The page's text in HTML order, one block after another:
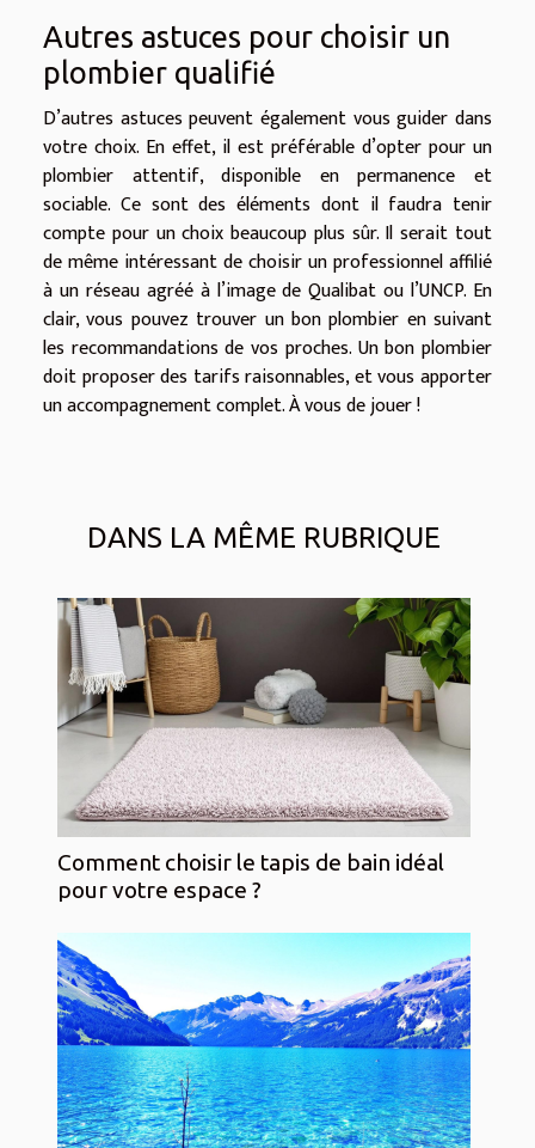
Autres astuces pour choisir un
plombier qualifié
D’autres astuces peuvent également vous guider dans
votre choix. En effet, il est préférable d’opter pour un
plombier attentif, disponible en permanence et
sociable. Ce sont des éléments dont il faudra tenir
compte pour un choix beaucoup plus sûr. Il serait tout
de même intéressant de choisir un professionnel affilié
à un réseau agréé à l’image de Qualibat ou l’UNCP. En
clair, vous pouvez trouver un bon plombier en suivant
les recommandations de vos proches. Un bon plombier
doit proposer des tarifs raisonnables, et vous apporter
un accompagnement complet. À vous de jouer !
DANS LA MÊME RUBRIQUE
Comment choisir le tapis de bain idéal
pour votre espace ?